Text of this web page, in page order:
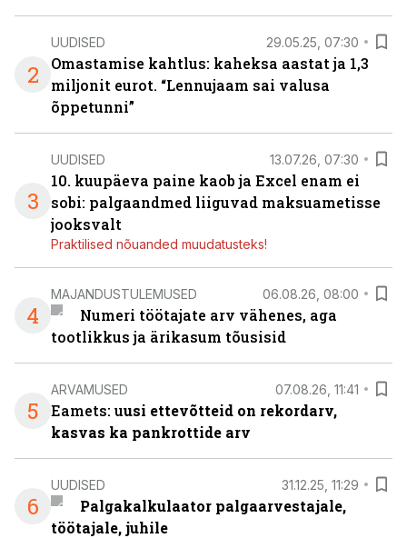
2
UUDISED 29.05.25, 07:30
Omastamise kahtlus: kaheksa aastat ja 1,3
miljonit eurot. “Lennujaam sai valusa
õppetunni”
3
UUDISED 13.07.26, 07:30
10. kuupäeva paine kaob ja Excel enam ei
sobi: palgaandmed liiguvad maksuametisse
jooksvalt
Praktilised nõuanded muudatusteks!
4
MAJANDUSTULEMUSED 06.08.26, 08:00
Numeri töötajate arv vähenes, aga
tootlikkus ja ärikasum tõusisid
5
ARVAMUSED 07.08.26, 11:41
Eamets: uusi ettevõtteid on rekordarv,
kasvas ka pankrottide arv
6
UUDISED 31.12.25, 11:29
Palgakalkulaator palgaarvestajale,
töötajale, juhile